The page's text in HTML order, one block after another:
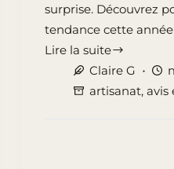
surprise. Découvrez
tendance cette année
Lire la suite
Bougies
bijoux
Claire G
artisanat,avis